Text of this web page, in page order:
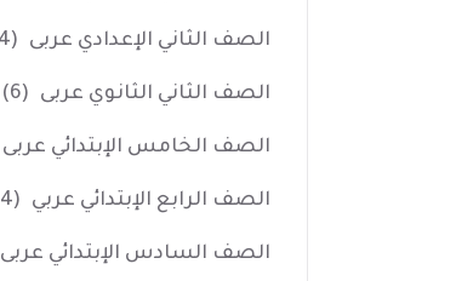
الصف الثاني الإعدادي عربى (14)
الصف الثاني الثانوي عربى (6)
الصف الخامس الإبتدائي عربى
الصف الرابع الإبتدائي عربي (14)
الصف السادس الإبتدائي عربى